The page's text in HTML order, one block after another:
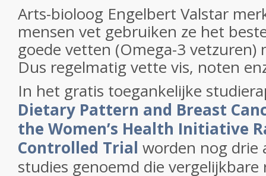
Arts-bioloog Engelbert Valstar
mensen vet gebruiken ze het
goede vetten (Omega-3
Dus regelmatig vette vis, noten
In het gratis toegankelijke
Dietary Pattern and Breast
the Women’s Health Initiative
Controlled Trial worden nog drie
studies genoemd die